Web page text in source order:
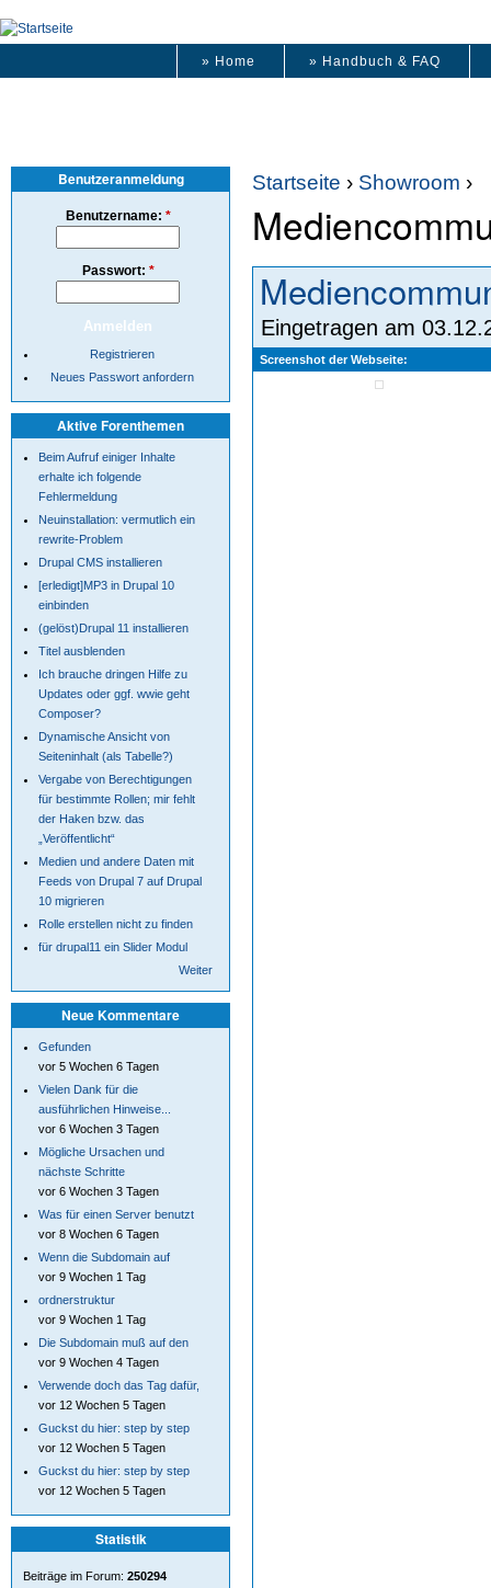
» Home » Handbuch & FAQ
Startseite › Showroom ›
Eingetragen am
Screenshot der Webseite:
Benutzeranmeldung
Benutzername: *
Passwort: *
Registrieren
Neues Passwort anfordern
Aktive Forenthemen
Beim Aufruf einiger Inhalte
erhalte ich folgende
Fehlermeldung
Neuinstallation: vermutlich ein
rewrite-Problem
Drupal CMS installieren
[erledigt]MP3 in Drupal 10
einbinden
(gelöst)Drupal 11 installieren
Titel ausblenden
Ich brauche dringen Hilfe zu
Updates oder ggf. wwie geht
Composer?
Dynamische Ansicht von
Seiteninhalt (als Tabelle?)
Vergabe von Berechtigungen
für bestimmte Rollen; mir fehlt
der Haken bzw. das
„Veröffentlicht“
Medien und andere Daten mit
Feeds von Drupal 7 auf Drupal
10 migrieren
Rolle erstellen nicht zu finden
für drupal11 ein Slider Modul
Weiter
Neue Kommentare
Gefunden
vor 5 Wochen 6 Tagen
Vielen Dank für die
ausführlichen Hinweise...
vor 6 Wochen 3 Tagen
Mögliche Ursachen und
nächste Schritte
vor 6 Wochen 3 Tagen
Was für einen Server benutzt
vor 8 Wochen 6 Tagen
Wenn die Subdomain auf
vor 9 Wochen 1 Tag
ordnerstruktur
vor 9 Wochen 1 Tag
Die Subdomain muß auf den
vor 9 Wochen 4 Tagen
Verwende doch das Tag dafür,
vor 12 Wochen 5 Tagen
Guckst du hier: step by step
vor 12 Wochen 5 Tagen
Guckst du hier: step by step
vor 12 Wochen 5 Tagen
Statistik
Beiträge im Forum: 250294